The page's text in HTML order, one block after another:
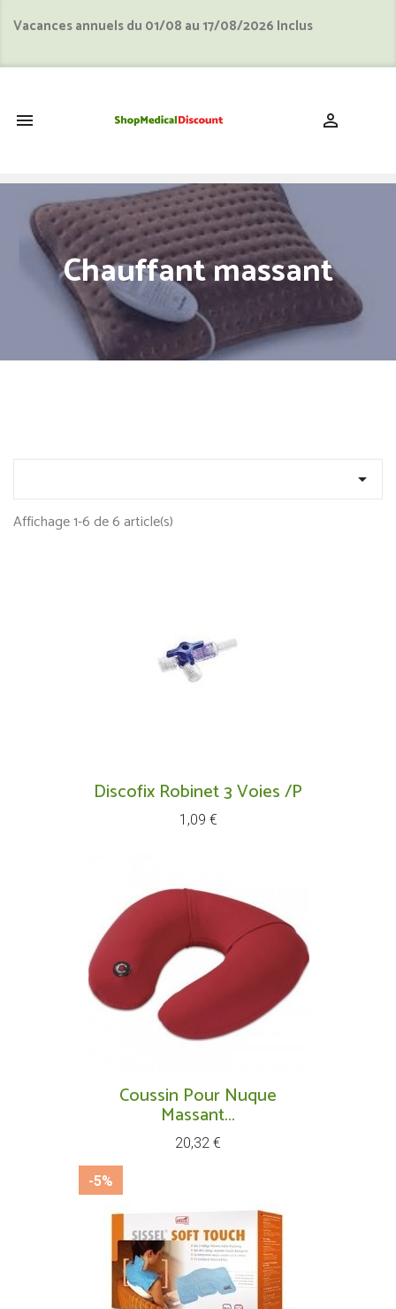
Vacances annuels du 01/08 au 17/08/2026 Inclus
 
Chauffant massant

Affichage 1-6 de 6 article(s)
Discofix Robinet 3 Voies /p
Prix
1,09 €
Coussin Pour Nuque
Massant...
Prix
20,32 €
-5%